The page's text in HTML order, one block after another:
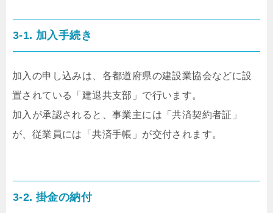
3-1. 加入手続き
加入の申し込みは、各都道府県の建設業協会などに設
置されている「建退共支部」で行います。
加入が承認されると、事業主には「共済契約者証」
が、従業員には「共済手帳」が交付されます。
3-2. 掛金の納付